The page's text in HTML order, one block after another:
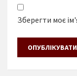
Зберегти моє